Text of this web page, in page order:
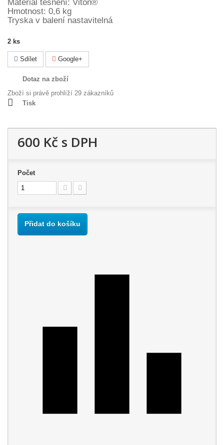
Materiál těsnění: Viton®
Hmotnost: 0,6 kg
Tryska v balení nastavitelná
2 ks
Sdílet Google+
Dotaz na zboží
Zboží si právě prohlíží 29 zákazníků
Tisk
600 Kč s DPH
Počet
Přidat do košíku